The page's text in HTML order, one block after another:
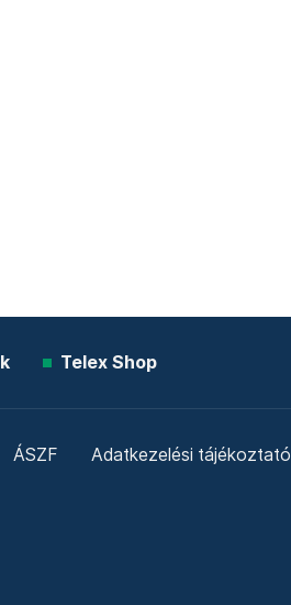
Telex Shop
ÁSZF Adatkezelési tájékoztató